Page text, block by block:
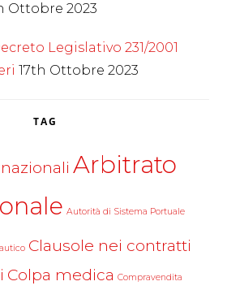
Ottobre 2023
Legislativo 231/2001
17th Ottobre 2023
TAG
Arbitrato
Autorità di Sistema Portuale
Clausole nei contratti
Colpa medica Compravendita